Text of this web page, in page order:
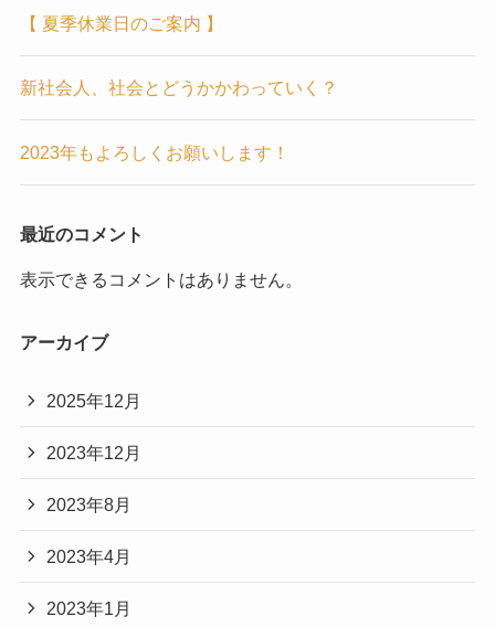
【 夏季休業日のご案内 】
新社会人、社会とどうかかわっていく？
2023年もよろしくお願いします！
最近のコメント
表示できるコメントはありません。
アーカイブ
2025年12月
2023年12月
2023年8月
2023年4月
2023年1月